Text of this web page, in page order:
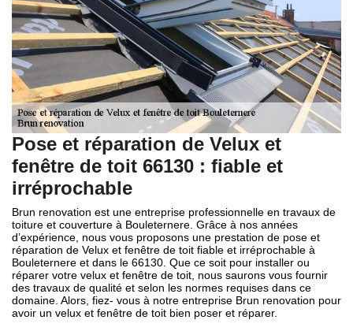
Pose et réparation de Velux et
fenêtre de toit 66130 : fiable et
irréprochable
Brun renovation est une entreprise professionnelle en travaux de
toiture et couverture à Bouleternere. Grâce à nos années
d’expérience, nous vous proposons une prestation de pose et
réparation de Velux et fenêtre de toit fiable et irréprochable à
Bouleternere et dans le 66130. Que ce soit pour installer ou
réparer votre velux et fenêtre de toit, nous saurons vous fournir
des travaux de qualité et selon les normes requises dans ce
domaine. Alors, fiez- vous à notre entreprise Brun renovation pour
avoir un velux et fenêtre de toit bien poser et réparer.